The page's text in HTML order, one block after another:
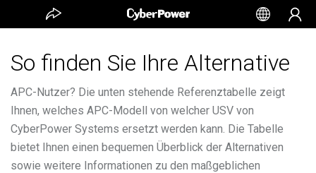
So finden Sie Ihre Alternative
APC-Nutzer? Die unten stehende Referenztabelle zeigt
Ihnen, welches APC-Modell von welcher USV von
CyberPower Systems ersetzt werden kann. Die Tabelle
bietet Ihnen einen bequemen Überblick der Alternativen
sowie weitere Informationen zu den maßgeblichen